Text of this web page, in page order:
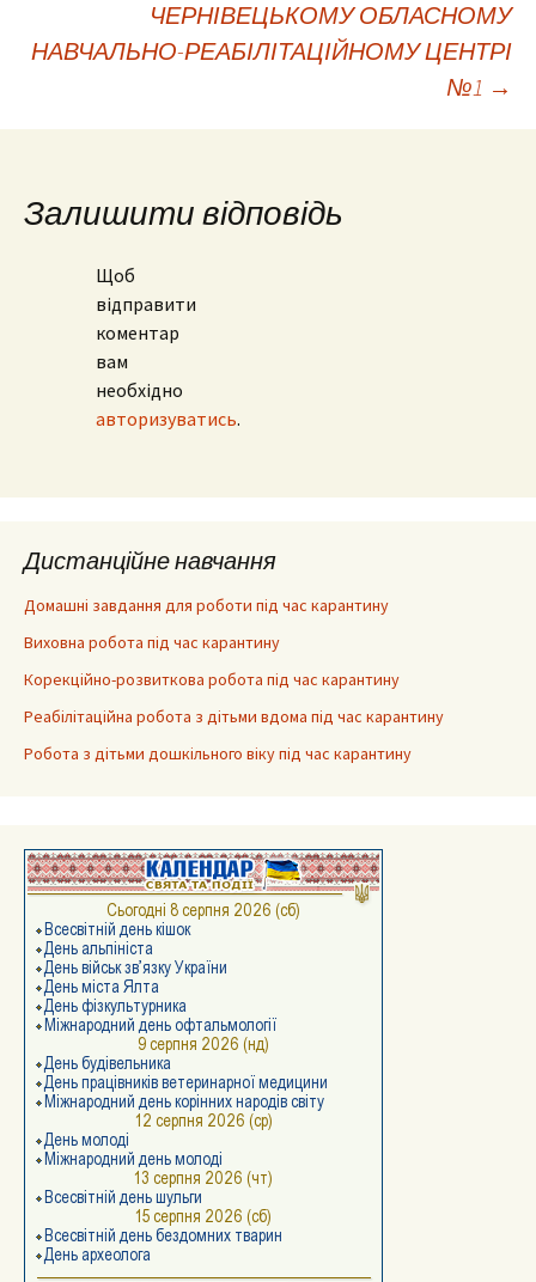
по
запису
ЧЕРНІВЕЦЬКОМУ ОБЛАСНОМУ
НАВЧАЛЬНО-РЕАБІЛІТАЦІЙНОМУ ЦЕНТРІ
№1 →
Залишити відповідь
Щоб
відправити
коментар
вам
необхідно
авторизуватись.
Дистанційне навчання
Домашні завдання для роботи під час карантину
Виховна робота під час карантину
Корекційно-розвиткова робота під час карантину
Реабілітаційна робота з дітьми вдома під час карантину
Робота з дітьми дошкільного віку під час карантину